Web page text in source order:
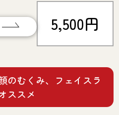
5,500円
のむくみ、フェイスラ
ススメ